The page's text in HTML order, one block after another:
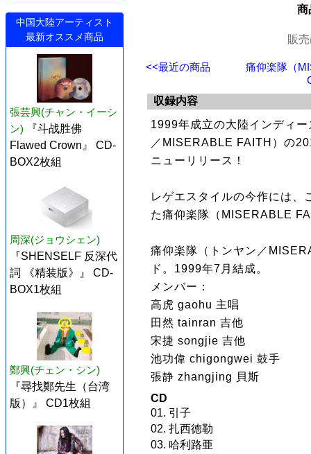
中国大陸アーティスト
最新オススメ商品
張芸興(チャン・イーシ
ン)
『斗战胜佛
Flawed Crown』 CD-
BOX2枚組
周深(ジョウシェン)
『SHENSELF 反深代
詞 《精装版》』 CD-
BOX1枚組
鄭興(チェン・シン)
『尋找鄭先生（台湾
版）』 CD1枚組
商
販
<<最近の商品
痛仰楽隊（
収録内容
1999年成立の大陸インディ
／MISERABLE FAITH）の
ニューリリース！
レゲエスタイルの今作には、
た痛仰楽隊（MISERABLE
痛仰楽隊（トンヤン／
ド。1999年7月結成。
メンバー：
高虎 gaohu 主唱
田然 tainran 吉他
宋捷 songjie 吉他
池功偉 chigongwei 鼓手
張静 zhangjing 貝斯
CD
01. 引子
02. 扎西徳勒
03. 哈利路亜